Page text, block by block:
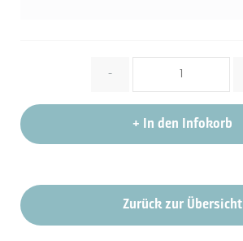
-
+ In den Infokorb
Zurück zur Übersicht